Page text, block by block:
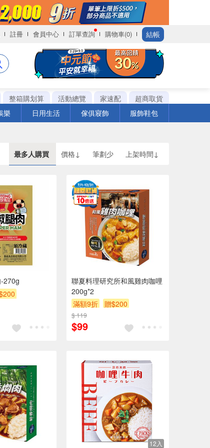
註冊 會員中心 訂單查詢 購物車(0) 結帳
整箱購划算 活動總覽 家速配
超商取貨
樂 日用生活 傢俱寢飾 服飾鞋包
最多人購買 價格↓ 筆劃少 上架時間↓
270g
聯夏料理研究所和風雞肉咖哩
200g*2
滿額9折
贈$200
$ 119
$99
12入